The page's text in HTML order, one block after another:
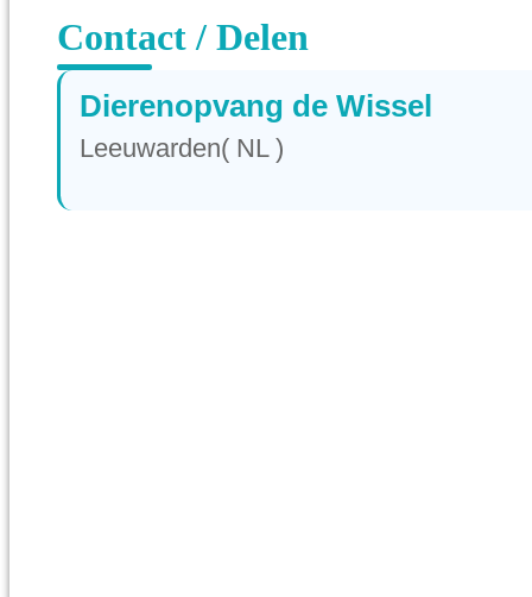
Contact / Delen
Dierenopvang de Wissel
Leeuwarden( NL )